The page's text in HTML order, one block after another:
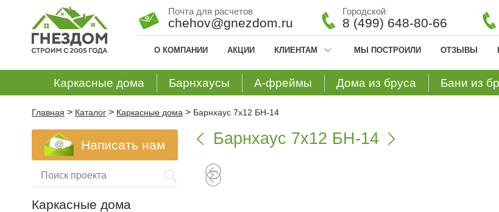
Почта для расчетов
chehov@gnezdom.ru
Городской
8 (499) 648-80-66
О КОМПАНИИ АКЦИИ КЛИЕНТАМ МЫ ПОСТРОИЛИ ОТЗЫВЫ
Каркасные дома Барнхаусы А-фреймы Дома из бруса Бани из
Главная > Каталог > Каркасные дома > Барнхаус 7х12 БН-14
 Барнхаус 7х12 БН-14 
Написать нам
Каркасные дома